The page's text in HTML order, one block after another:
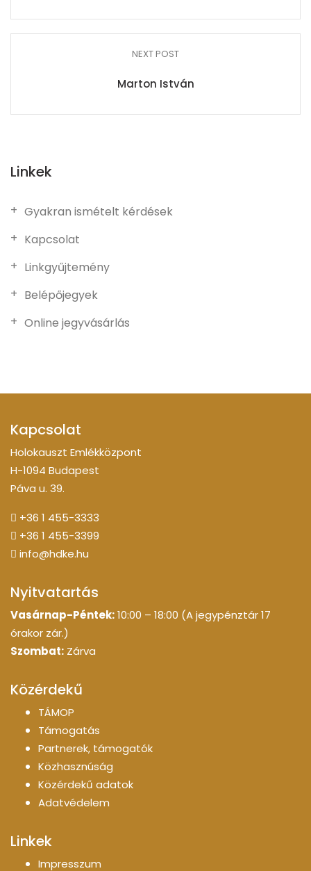
NEXT POST
Marton István
Linkek
Gyakran ismételt kérdések
Kapcsolat
Linkgyűjtemény
Belépőjegyek
Online jegyvásárlás
Kapcsolat
Holokauszt Emlékközpont
H-1094 Budapest
Páva u. 39.
+36 1 455-3333
+36 1 455-3399
info@hdke.hu
Nyitvatartás
Vasárnap-Péntek:10:00 – 18:00 (A jegypénztár 17
órakor zár.)
Szombat: Zárva
Közérdekű
TÁMOP
Támogatás
Partnerek, támogatók
Közhasznúság
Közérdekű adatok
Adatvédelem
Linkek
Impresszum